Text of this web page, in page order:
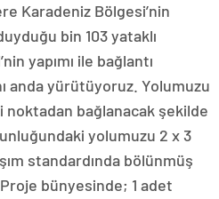
Karadeniz Bölgesi’nin
bin 103 yataklı
yapımı ile bağlantı
anda yürütüyoruz. Yolumuzu
noktadan bağlanacak şekilde
yolumuzu 2 x 3
standardında bölünmüş
bünyesinde; 1 adet